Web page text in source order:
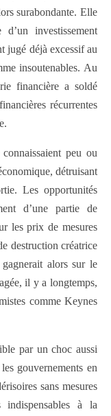
surabondante. Elle
investissement
jugé déjà excessif au
insoutenables. Au
financière a soldé
récurrentes
peu ou
détruisant
Les opportunités
d’une partie de
les prix de mesures
destruction créatrice
alors sur le
il y a longtemps,
comme Keynes
par un choc aussi
gouvernements en
sans mesures
à la